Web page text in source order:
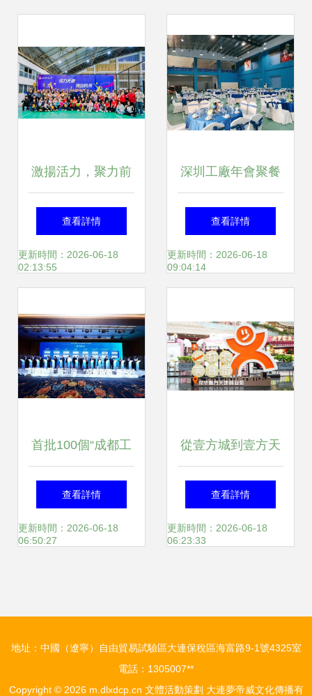
會古典家具城圓滿
落幕
化生活
激揚活力，聚力前
行——2025年度校
教職工氣排球比賽
查看詳情
更新時間：2026-06-18
02:13:55
深圳工廠年會聚餐
策劃 海鮮大咖、粵
式大盆菜與上門承
查看詳情
更新時間：2026-06-18
09:04:14
首批100個“成都工
業精品”亮相，釋放
超340億元投資機
查看詳情
更新時間：2026-06-18
06:50:27
從壹方城到壹方天
地 解析鴻榮源“壹
方”系商業雙星的爆
查看詳情
更新時間：2026-06-18
06:23:33
地址：中國（遼寧）自由貿易試驗區大連保稅區海富路9-1號4325室
電話：1305007**
Copyright © 2026 m.dlxdcp.cn 文體活動策劃 大連夢帝威文化傳播有